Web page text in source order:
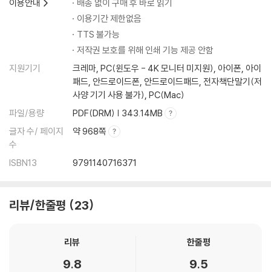
2023년 5월 정보처리기사 필기
2023년 2월 정보처리기사 필기
2022년 7월 정보처리기사 필기
이용안내
배송 없이 구매 후 바로 읽기
이용기간 제한없음
TTS 불가능
저작권 보호를 위해 인쇄 기능 제공 안함
지원기기
크레마, PC(윈도우 - 4K 모니터 미지원), 아이폰, 아이
패드, 안드로이드폰, 안드로이드패드, 전자책단말기(저
사양 기기 사용 불가), PC(Mac)
파일/용량
PDF(DRM) | 343.14MB
글자 수/ 페이지
수
약 968쪽
ISBN13 9791140716371
리뷰/한줄평 23
리뷰
9.8
한줄평
9.5